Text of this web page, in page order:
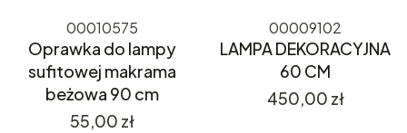
00010575
Oprawka do lampy
sufitowej makrama
beżowa 90 cm
Cena
55,00 zł
00009102
LAMPA DEKORACYJNA
60 CM
Cena
450,00 zł